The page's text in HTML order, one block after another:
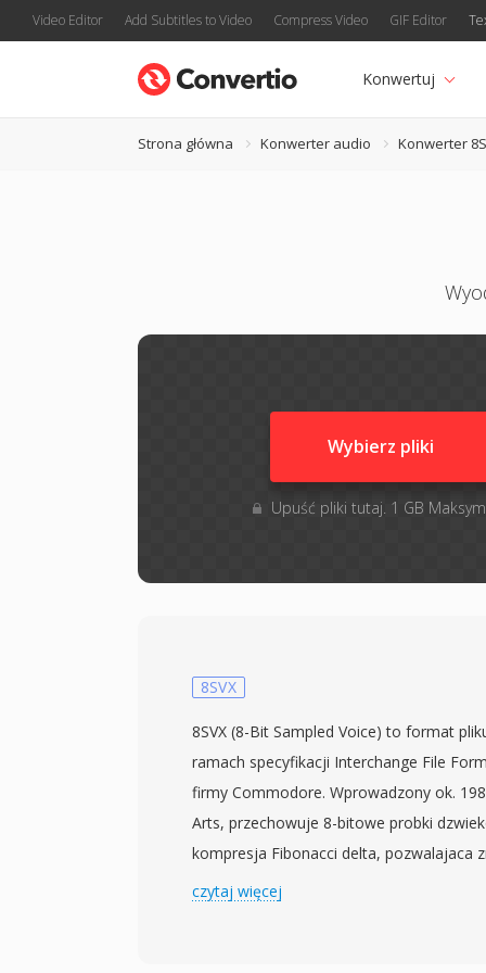
Video Editor Add Subtitles to Video Compress Video GIF Editor
Konwertuj
Strona główna Konwerter audio Konwerter
Wybierz pliki
Upuść pliki tutaj. 1 GB
8SVX
8SVX (8-Bit Sampled Voice) to format
ramach specyfikacji Interchange File
firmy Commodore. Wprowadzony ok.
Arts, przechowuje 8-bitowe probki
kompresja Fibonacci delta, pozwalajaca
plikow. Dane sa zorganizowane w bloki
czytaj więcej